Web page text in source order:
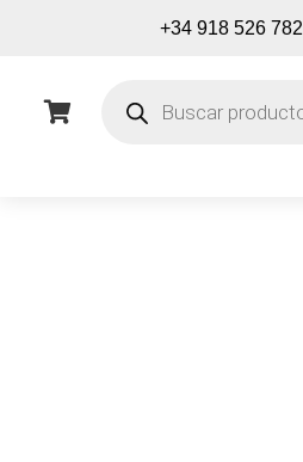
+34 918 526 782

productos